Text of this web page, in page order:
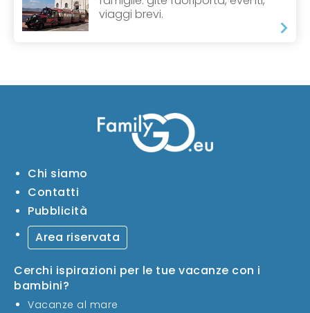
viaggi brevi.
Chi siamo
Contatti
Pubblicità
Area riservata
Cerchi ispirazioni per le tue vacanze con i
bambini?
Vacanze al mare